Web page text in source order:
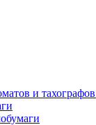
и тахографов